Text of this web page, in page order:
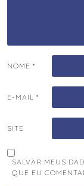
NOME *
E-MAIL *
SITE
SALVAR MEUS
QUE EU